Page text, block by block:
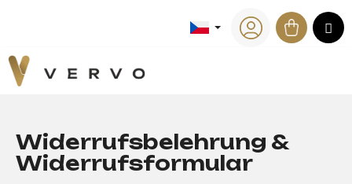
Přihlášení
Widerrufsbelehrung &
Widerrufsformular
C
o
t